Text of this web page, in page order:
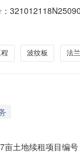
交易邀请合格的
波纹板 法
土地续租项目编